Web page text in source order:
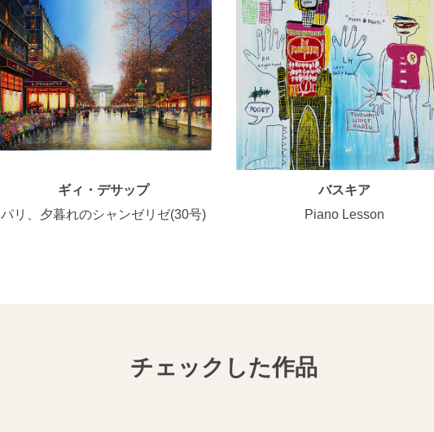
ギィ・デサップ
パリ、夕暮れのシャンゼリゼ(30号)
バスキア
Piano Lesson
チェックした作品